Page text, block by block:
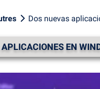
en
Dos nuevas
EN